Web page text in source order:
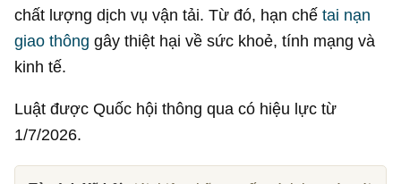
chất lượng dịch vụ vận tải. Từ đó, hạn chếtai nạn
giao thông gây thiệt hại về sức khoẻ, tính mạng và
kinh tế.
Luật được Quốc hội thông qua có hiệu lực từ
1/7/2026.